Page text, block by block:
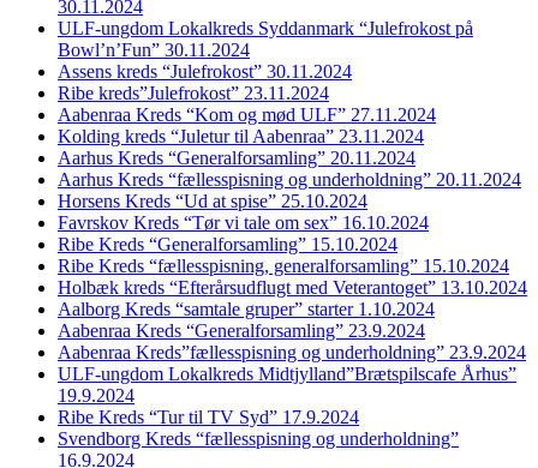
30.11.2024
ULF-ungdom Lokalkreds Syddanmark “Julefrokost på
Bowl’n’Fun” 30.11.2024
Assens kreds “Julefrokost” 30.11.2024
Ribe kreds”Julefrokost” 23.11.2024
Aabenraa Kreds “Kom og mød ULF” 27.11.2024
Kolding kreds “Juletur til Aabenraa” 23.11.2024
Aarhus Kreds “Generalforsamling” 20.11.2024
Aarhus Kreds “fællesspisning og underholdning” 20.11.2024
Horsens Kreds “Ud at spise” 25.10.2024
Favrskov Kreds “Tør vi tale om sex” 16.10.2024
Ribe Kreds “Generalforsamling” 15.10.2024
Ribe Kreds “fællesspisning, generalforsamling” 15.10.2024
Holbæk kreds “Efterårsudflugt med Veterantoget” 13.10.2024
Aalborg Kreds “samtale gruper” starter 1.10.2024
Aabenraa Kreds “Generalforsamling” 23.9.2024
Aabenraa Kreds”fællesspisning og underholdning” 23.9.2024
ULF-ungdom Lokalkreds Midtjylland”Brætspilscafe Århus”
19.9.2024
Ribe Kreds “Tur til TV Syd” 17.9.2024
Svendborg Kreds “fællesspisning og underholdning”
16.9.2024